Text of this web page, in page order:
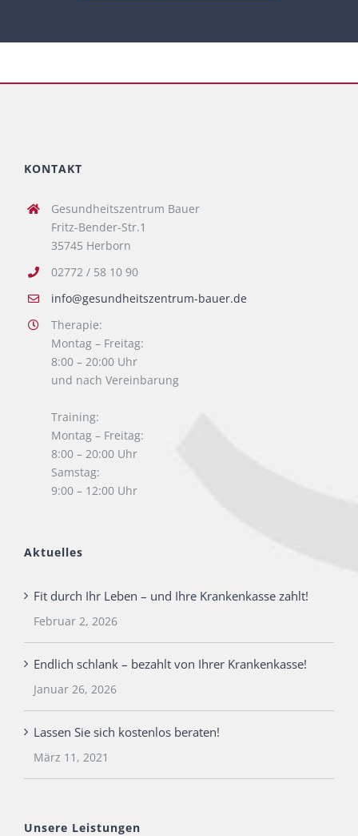
KONTAKT
Gesundheitszentrum Bauer
Fritz-Bender-Str.1
35745 Herborn
02772 / 58 10 90
info@gesundheitszentrum-bauer.de
Therapie:
Montag – Freitag:
8:00 – 20:00 Uhr
und nach Vereinbarung
Training:
Montag – Freitag:
8:00 – 20:00 Uhr
Samstag:
9:00 – 12:00 Uhr
Aktuelles
Fit durch Ihr Leben – und Ihre Krankenkasse zahlt!
Februar 2, 2026
Endlich schlank – bezahlt von Ihrer Krankenkasse!
Januar 26, 2026
Lassen Sie sich kostenlos beraten!
März 11, 2021
Unsere Leistungen